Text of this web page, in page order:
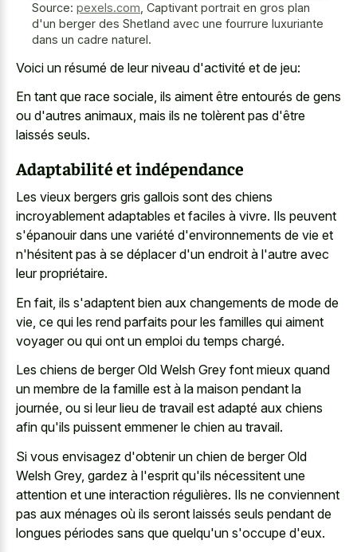
Source: pexels.com, Captivant portrait en gros plan
d'un berger des Shetland avec une fourrure luxuriante
dans un cadre naturel.
Voici un résumé de leur niveau d'activité et de jeu:
En tant que race sociale, ils aiment être entourés de gens
ou d'autres animaux, mais ils ne tolèrent pas d'être
laissés seuls.
Adaptabilité et indépendance
Les vieux bergers gris gallois sont des chiens
incroyablement adaptables et faciles à vivre. Ils peuvent
s'épanouir dans une variété d'environnements de vie et
n'hésitent pas à se déplacer d'un endroit à l'autre avec
leur propriétaire.
En fait, ils s'adaptent bien aux changements de mode de
vie, ce qui les rend parfaits pour les familles qui aiment
voyager ou qui ont un emploi du temps chargé.
Les chiens de berger Old Welsh Grey font mieux quand
un membre de la famille est à la maison pendant la
journée, ou si leur lieu de travail est adapté aux chiens
afin qu'ils puissent emmener le chien au travail.
Si vous envisagez d'obtenir un chien de berger Old
Welsh Grey, gardez à l'esprit qu'ils nécessitent une
attention et une interaction régulières. Ils ne conviennent
pas aux ménages où ils seront laissés seuls pendant de
longues périodes sans que quelqu'un s'occupe d'eux.